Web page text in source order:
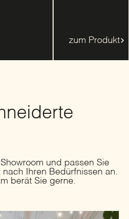
zum Produkt
und passen Sie
Ihren Bedürfnissen an.
berät Sie gerne.